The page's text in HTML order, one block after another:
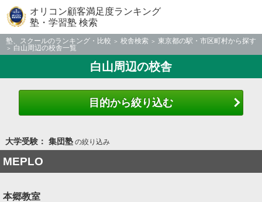
オリコン顧客満足度ランキング
塾・学習塾 検索
塾、スクールのランキング・比較 校舎検索
東京都の駅・市区町村から探す
白山周辺の校舎一覧
白山周辺の校舎
目的から絞り込む
大学受験： 集団塾の絞り込み
MEPLO
本郷教室